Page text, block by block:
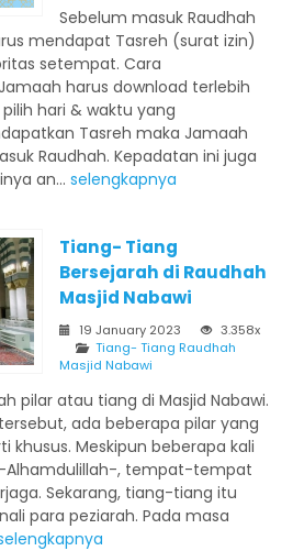
Sebelum masuk Raudhah
mendapat Tasreh (surat izin)
setempat. Cara
harus download terlebih
pilih hari & waktu yang
Tasreh maka Jamaah
Raudhah. Kepadatan ini juga
an... selengkapnya
Tiang- Tiang
Bersejarah di Raudhah
Masjid Nabawi
19 January 2023
3.358x
Tiang- Tiang Raudhah
Masjid Nabawi
pilar atau tiang di Masjid Nabawi.
ada beberapa pilar yang
khusus. Meskipun beberapa kali
, tempat-tempat
Sekarang, tiang-tiang itu
para peziarah. Pada masa